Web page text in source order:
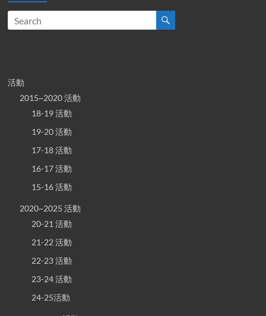
活動
2015~2020 活動
18-19 活動
19-20 活動
17-18 活動
16-17 活動
15-16 活動
2020~2025 活動
20-21 活動
21-22 活動
22-23 活動
23-24 活動
24-25活動